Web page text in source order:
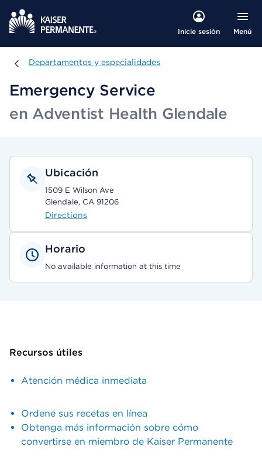
Inicie sesión Menú
Departamentos y especialidades
Departamentos y especialidades
Emergency Service
en Adventist Health Glendale
Ubicación
1509 E Wilson Ave
Glendale, CA 91206
Directions
Horario
No available information at this time
Recursos útiles
Atención médica inmediata
Ordene sus recetas en línea
Obtenga más información sobre cómo
convertirse en miembro de Kaiser Permanente